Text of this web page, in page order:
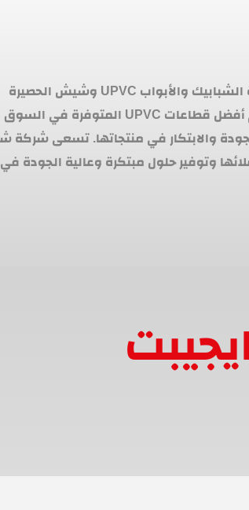
هي شركة رائدة في مجال صناعة الشبابيك والأبواب UPVC وشيش الحصيرة
والهاندريل. تتميز الشركة بتقديم أفضل قطاعات UPVC المتوفرة في السوق
والابتكار في منتجاتها. تسعى شركة
وتوفير حلول مبتكرة وعالية الجودة